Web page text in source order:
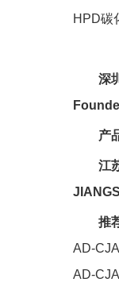
HPD碳
深
产
江
推
AD-
AD-